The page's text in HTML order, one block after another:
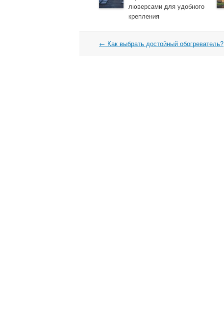
люверсами для удобного
крепления
Навигация
← Как выбрать достойный обогреватель?